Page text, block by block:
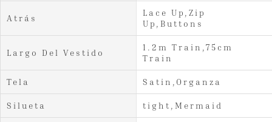
Atrás
Lace Up,Zip
Up,Buttons
Largo Del Vestido
1.2m Train,75cm
Train
Tela Satin,Organza
Silueta tight,Mermaid